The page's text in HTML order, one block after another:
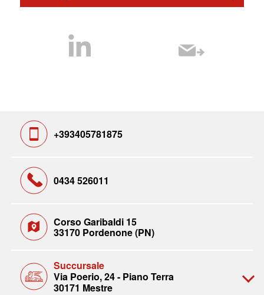
+393405781875
0434 526011
Corso Garibaldi 15
33170 Pordenone (PN)
Succursale
Via Poerio, 24 - Piano Terra
30171 Mestre